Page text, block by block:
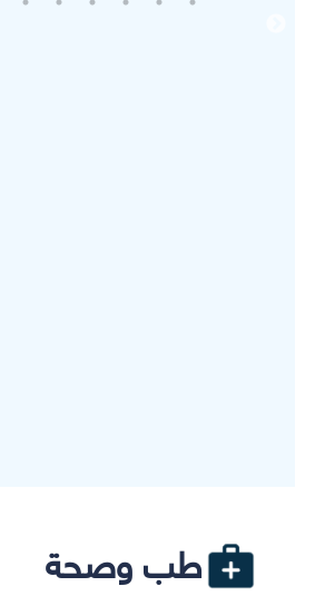
طب وصحة